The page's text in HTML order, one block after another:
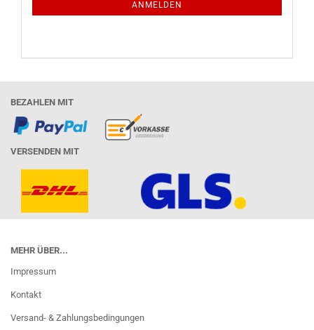
ANMELDEN
BEZAHLEN MIT
VERSENDEN MIT
MEHR ÜBER...
Impressum
Kontakt
Versand- & Zahlungsbedingungen